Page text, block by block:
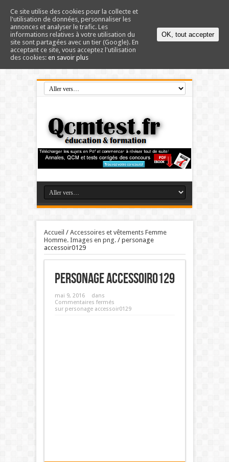
Accueil / Accessoires et vêtements Femme
Homme. Images en png./ personage
accessoir0129
personage accessoir0129
mai 9, 2016
dans
Commentaires fermés
sur personage accessoir0129
Ce site utilise des cookies pour la collecte et
l'utilisation de données, personnaliser les
annonces et analyser le trafic. Les
informations relatives à votre utilisation du
site sont partagées avec un tier (Google). En
acceptant ce site, vous acceptez l'utilisation
des cookies: en savoir plus
OK, tout accepter